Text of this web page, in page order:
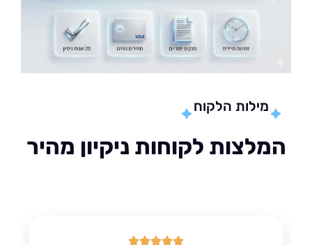
מילות הלקוח
לקוחות ניקיון מהיר